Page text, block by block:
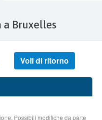
a Bruxelles